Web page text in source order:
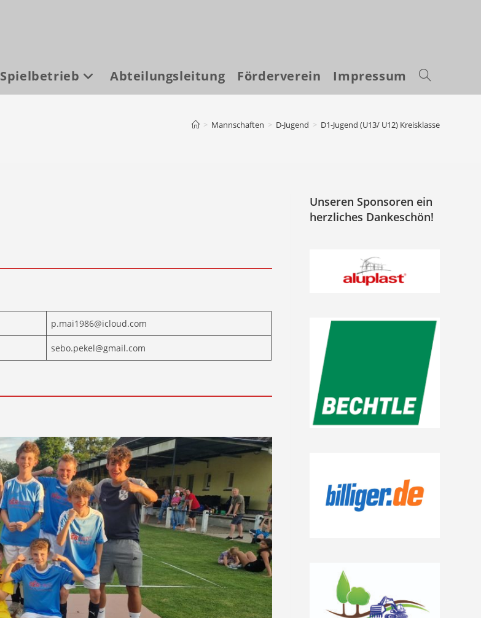
Spielbetrieb Abteilungsleitung Förderverein Impressum Website-
> Mannschaften > D-Jugend > D1-Jugend (U13/ U12) Kreisklasse
p.mai1986@icloud.com
sebo.pekel@gmail.com
Unseren Sponsoren ein
herzliches Dankeschön!